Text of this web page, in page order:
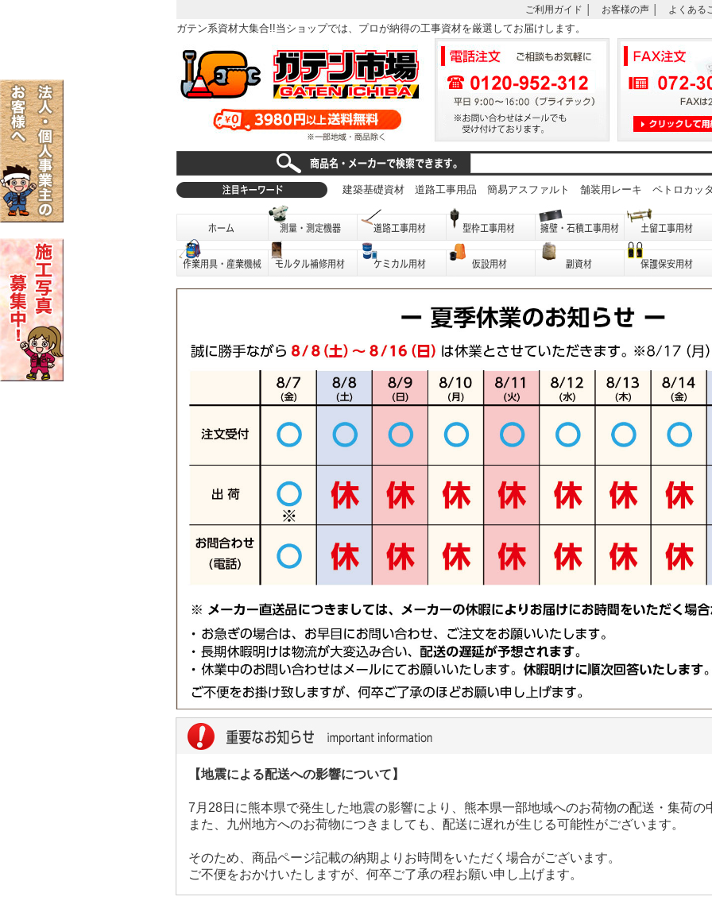
ご利用ガイド お客様の声 よくある
ガテン系資材大集合!!当ショップでは、プロが納得の工事資材を厳選してお届けします。
建築基礎資材 道路工事用品 簡易アスファルト 舗装用レーキ ペトロカッ
【地震による配送への影響について】
7月28日に熊本県で発生した地震の影響により、熊本県一部地域へのお荷物の配送・集荷の
また、九州地方へのお荷物につきましても、配送に遅れが生じる可能性がございます。
そのため、商品ページ記載の納期よりお時間をいただく場合がございます。
ご不便をおかけいたしますが、何卒ご了承の程お願い申し上げます。